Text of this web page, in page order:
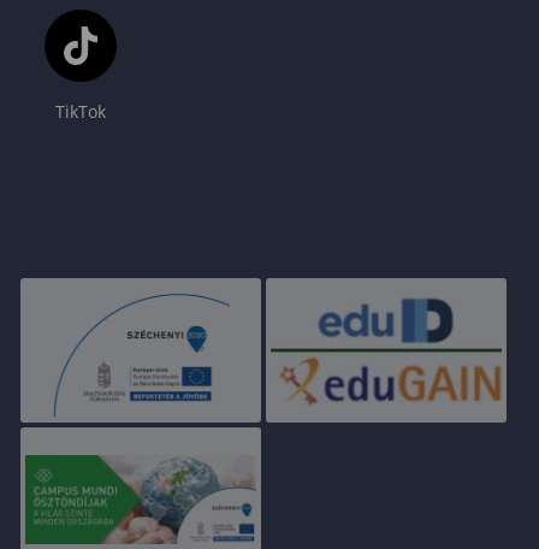
TikTok